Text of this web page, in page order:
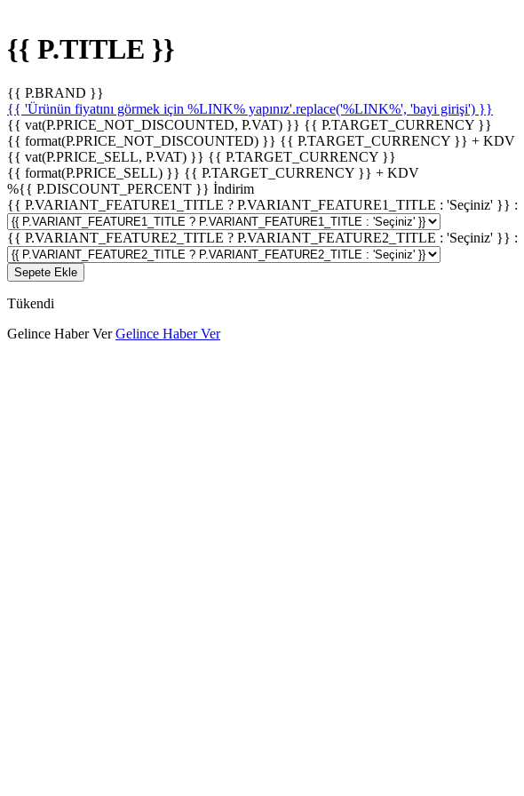
{{ P.TITLE }}
{{ P.BRAND }}
{{ 'Ürünün fiyatını görmek için %LINK% yapınız'.replace('%LINK%', 'bayi girişi') }}
{{ vat(P.PRICE_NOT_DISCOUNTED, P.VAT) }} {{ P.TARGET_CURRENCY }}
{{ format(P.PRICE_NOT_DISCOUNTED) }} {{ P.TARGET_CURRENCY }} + KDV
{{ vat(P.PRICE_SELL, P.VAT) }} {{ P.TARGET_CURRENCY }}
{{ format(P.PRICE_SELL) }} {{ P.TARGET_CURRENCY }} + KDV
%{{ P.DISCOUNT_PERCENT }} İndirim
{{ P.VARIANT_FEATURE1_TITLE ? P.VARIANT_FEATURE1_TITLE : 'Seçiniz' }} :
{{ P.VARIANT_FEATURE2_TITLE ? P.VARIANT_FEATURE2_TITLE : 'Seçiniz' }} :
Sepete Ekle
Tükendi
Gelince Haber Ver Gelince Haber Ver